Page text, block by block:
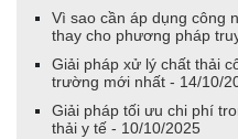
Vì sao cần áp dụng công
thay cho phương pháp
Giải pháp xử lý chất thải
trường mới nhất - 14/10/
Giải pháp tối ưu chi phí
thải y tế - 10/10/2025